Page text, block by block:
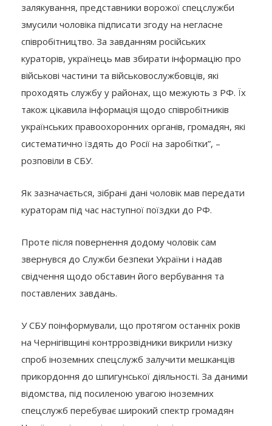
залякування, представники ворожої спецслужби
змусили чоловіка підписати згоду на негласне
співробітництво. За завданням російських
кураторів, українець мав збирати інформацію про
військові частини та військовослужбовців, які
проходять службу у районах, що межують з РФ. Їх
також цікавила інформація щодо співробітників
українських правоохоронних органів, громадян, які
систематично їздять до Росії на заробітки”, –
розповіли в СБУ.
Як зазначається, зібрані дані чоловік мав передати
кураторам під час наступної поїздки до РФ.
Проте після повернення додому чоловік сам
звернувся до Служби безпеки України і надав
свідчення щодо обставин його вербування та
поставлених завдань.
У СБУ поінформували, що протягом останніх років
на Чернігівщині контррозвідники викрили низку
спроб іноземних спецслужб залучити мешканців
прикордоння до шпигунської діяльності. За даними
відомства, під посиленою увагою іноземних
спецслужб перебуває широкий спектр громадян